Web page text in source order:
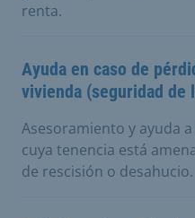
renta.
Ayuda en caso de
vivienda (seguridad de
Asesoramiento y ayuda
cuya tenencia está
de rescisión o desahucio.